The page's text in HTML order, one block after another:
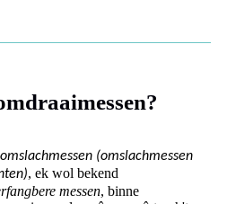
(omslachmessen
, ek wol bekend
messen, binne